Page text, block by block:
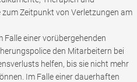
Zeitpunkt von Verletzungen am
Falle einer vorübergehenden
den Mitarbeitern bei
helfen, bis sie nicht mehr
Im Falle einer dauerhaften